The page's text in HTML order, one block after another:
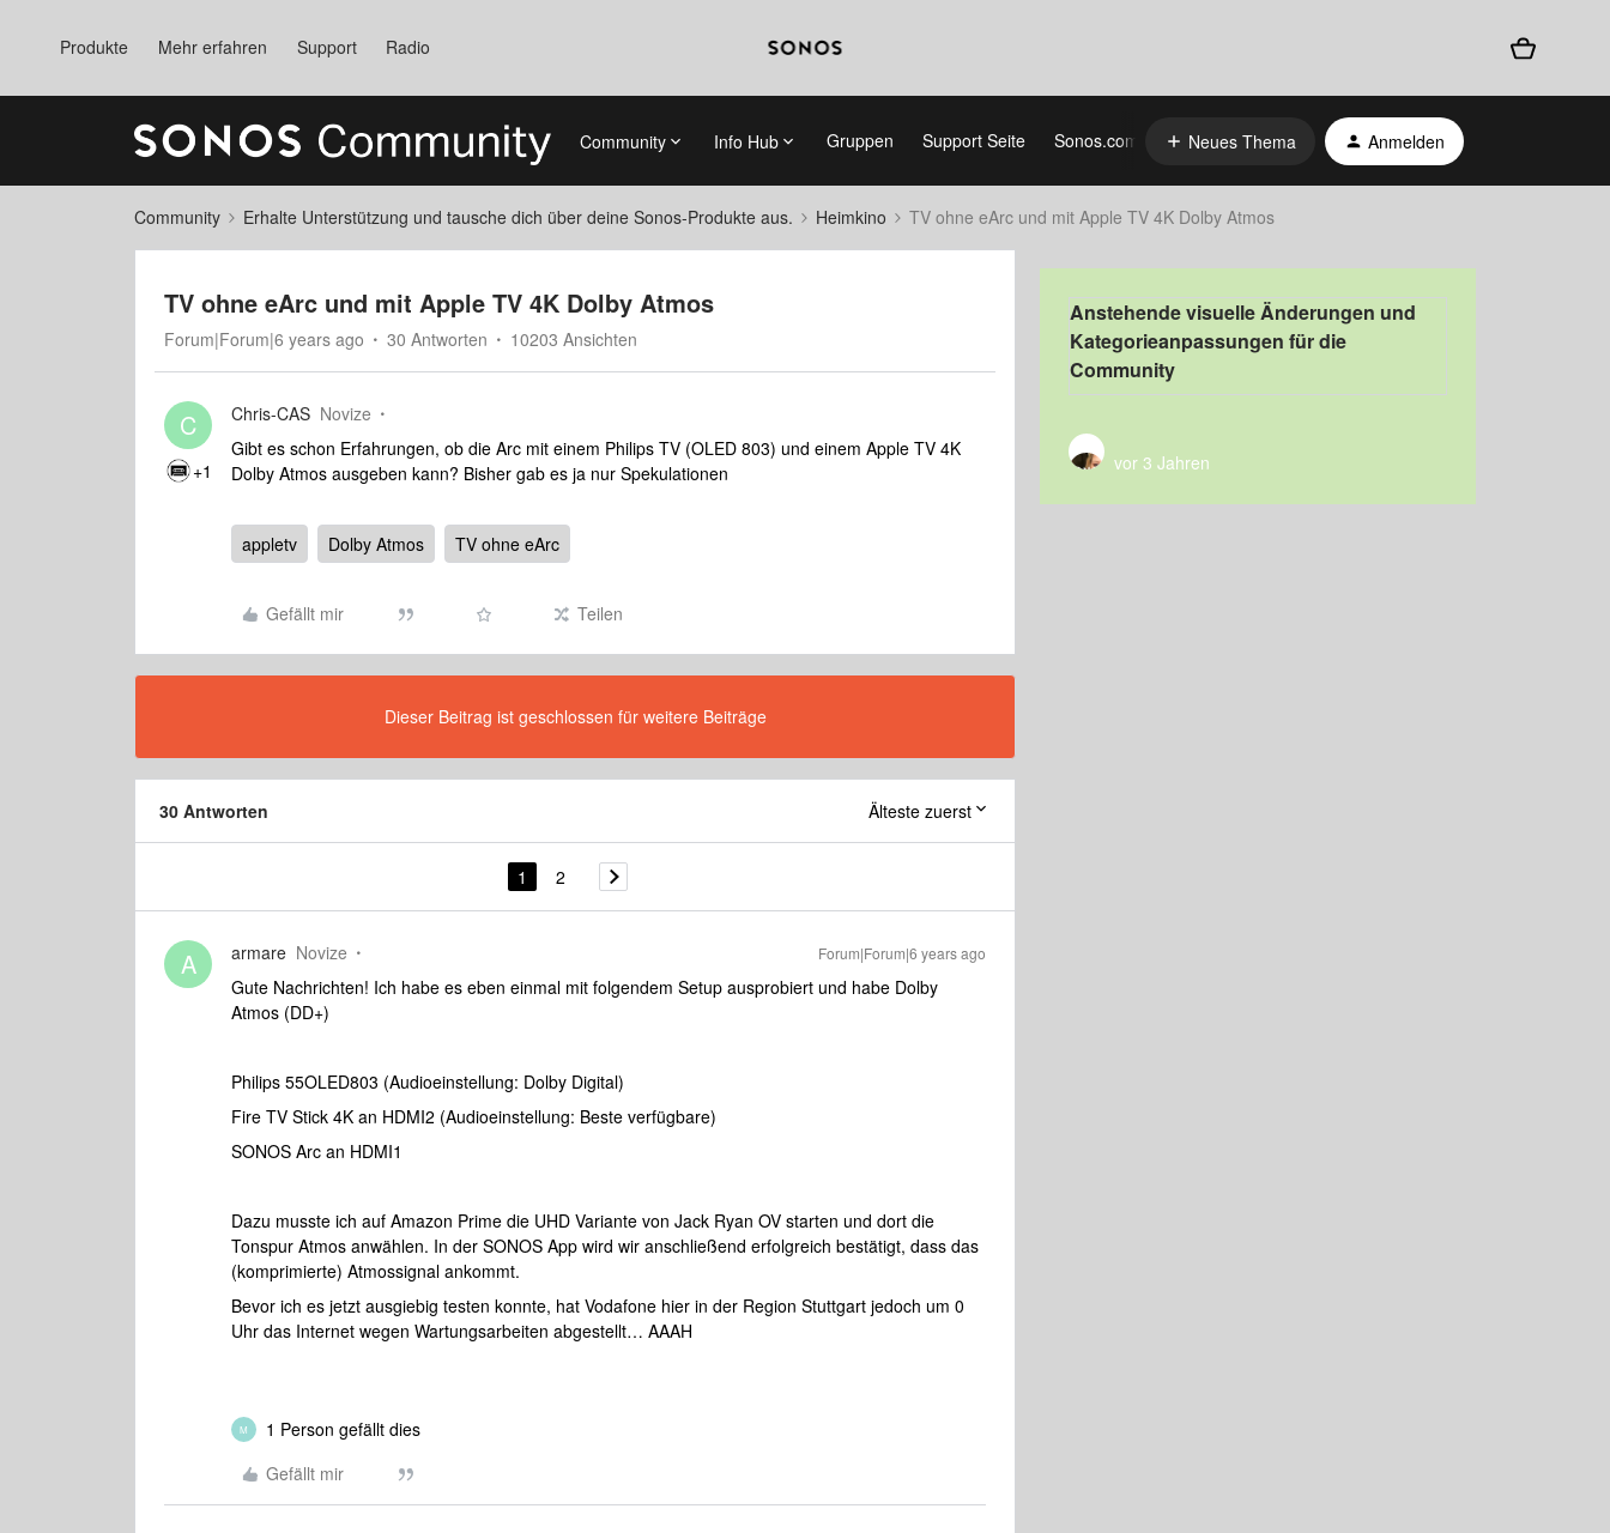
Produkte Mehr erfahren Support Radio
Community Info Hub Gruppen Support Seite Sonos.com Neues Thema Anmelden
Community Erhalte Unterstützung und tausche dich über deine Sonos-Produkte aus. Heimkino TV ohne eArc und mit Apple TV 4K Dolby Atmos
TV ohne eArc und mit Apple TV 4K Dolby Atmos
Forum|Forum|6 years ago 30 Antworten 10203 Ansichten
C
+1
Chris-CAS Novize
Gibt es schon Erfahrungen, ob die Arc mit einem Philips TV (OLED 803) und einem Apple TV 4K
Dolby Atmos ausgeben kann? Bisher gab es ja nur Spekulationen
appletv Dolby Atmos TV ohne eArc
Gefällt mir Teilen
Dieser Beitrag ist geschlossen für weitere Beiträge
30 Antworten Älteste zuerst
1 2
A armare Novize Forum|Forum|6 years ago
Gute Nachrichten! Ich habe es eben einmal mit folgendem Setup ausprobiert und habe Dolby
Atmos (DD+)
Philips 55OLED803 (Audioeinstellung: Dolby Digital)
Fire TV Stick 4K an HDMI2 (Audioeinstellung: Beste verfügbare)
SONOS Arc an HDMI1
Dazu musste ich auf Amazon Prime die UHD Variante von Jack Ryan OV starten und dort die
Tonspur Atmos anwählen. In der SONOS App wird wir anschließend erfolgreich bestätigt, dass das
(komprimierte) Atmossignal ankommt.
Bevor ich es jetzt ausgiebig testen konnte, hat Vodafone hier in der Region Stuttgart jedoch um 0
Uhr das Internet wegen Wartungsarbeiten abgestellt… AAAH
M
1 Person gefällt dies
Gefällt mir
Anstehende visuelle Änderungen und
Kategorieanpassungen für die
Community
vor 3 Jahren